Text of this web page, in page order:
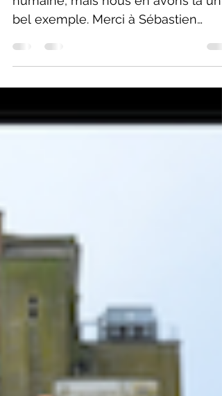
Nous ignorons où s’arrêtera la bêtise
humaine, mais nous en avons là un
bel exemple. Merci à Sébastien
Perrot-Minnot pour cet article qui...